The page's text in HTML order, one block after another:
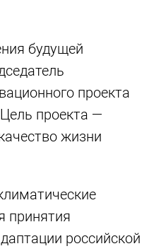
будущей
проекта
проекта —
жизни
принятия
российской